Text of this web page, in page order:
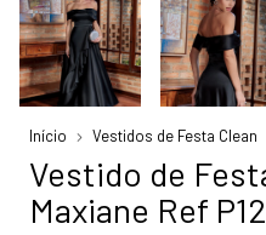
Início Vestidos de Festa Clean
Vestido de
Maxiane Ref